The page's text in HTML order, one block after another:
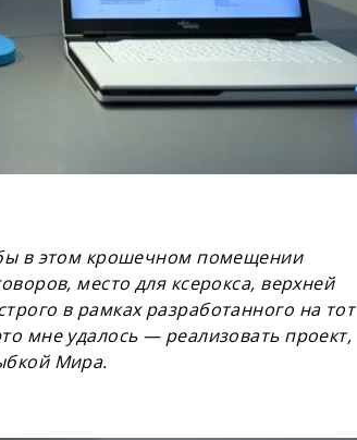
в этом крошечном помещении
место для ксерокса, верхней
в рамках разработанного на тот
мне удалось — реализовать проект,
Мира.